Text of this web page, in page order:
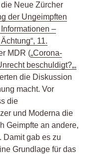
Neue Zürcher
der Ungeimpften
–
11.
MDR („Corona-
beschuldigt?„,
die Diskussion
macht. Vor
die
und Moderna die
Geimpfte an andere,
Damit gab es zu
Grundlage für das